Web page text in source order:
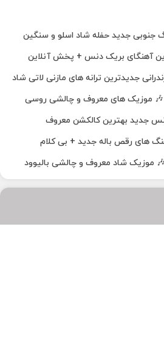
جنوبی جدید حفله شاد اسلو و سنگین
آهنگای بریک دنس + پخش آنلاین
جدیدترین ترانه های مازنی لاتی شاد
🎶 موزیک‌ های معروف و چالشی روسی
جدید بهترین کالکشن معروف
های رقص باله جدید + بی کلام
موزیک شاد معروف و چالشی بالیوود